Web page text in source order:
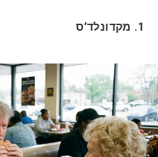
1. מקדונלד’ס